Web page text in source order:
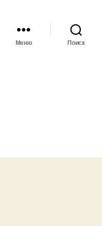
Меню Поиск